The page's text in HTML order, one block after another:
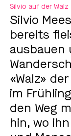
Silvio auf der Walz
Silvio
bereits
ausbauen
«Walz»
im
den Weg
hin, wo